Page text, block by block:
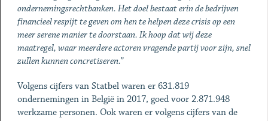
ondernemingsrechtbanken. Het doel bestaat erin de bedrijven
financieel respijt te geven om hen te helpen deze crisis op een
meer serene manier te doorstaan. Ik hoop dat wij deze
maatregel, waar meerdere actoren vragende partij voor zijn, snel
zullen kunnen concretiseren.”
Volgens cijfers van Statbel waren er 631.819
ondernemingen in België in 2017, goed voor 2.871.948
werkzame personen. Ook waren er volgens cijfers van de